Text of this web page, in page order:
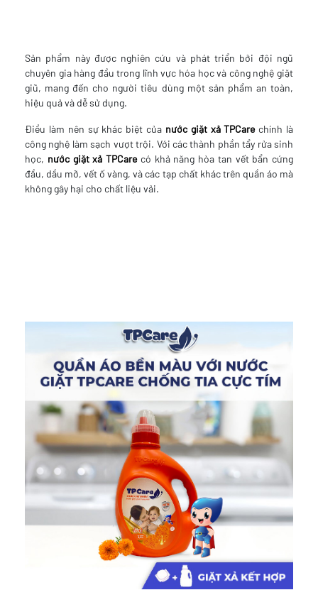
Sản phẩm này được nghiên cứu và phát triển bởi đội ngũ
chuyên gia hàng đầu trong lĩnh vực hóa học và công nghệ giặt
giũ, mang đến cho người tiêu dùng một sản phẩm an toàn,
hiệu quả và dễ sử dụng.
Điều làm nên sự khác biệt của nước giặt xả TPCarechính là
công nghệ làm sạch vượt trội. Với các thành phần tẩy rửa sinh
học, nước giặt xả TPCarecó khả năng hòa tan vết bẩn cứng
đầu, dầu mỡ, vết ố vàng, và các tạp chất khác trên quần áo mà
không gây hại cho chất liệu vải.